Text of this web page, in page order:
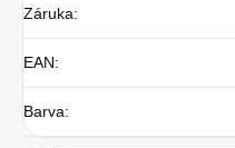
Záruka:
EAN:
Barva: